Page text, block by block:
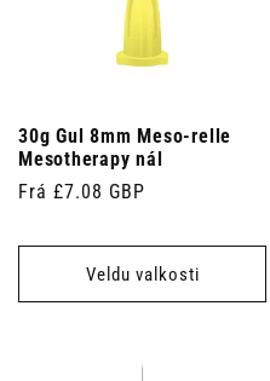
30g Gul 8mm Meso-relle
Mesotherapy nál
Venjulegt
Frá £7.08 GBP
Veldu valkosti